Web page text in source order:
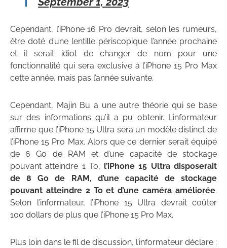
Cependant, l’iPhone 16 Pro devrait, selon les rumeurs,
être doté d’une lentille périscopique l’année prochaine
et il serait idiot de changer de nom pour une
fonctionnalité qui sera exclusive à l’iPhone 15 Pro Max
cette année, mais pas l’année suivante.
Cependant, Majin Bu a une autre théorie qui se base
sur des informations qu’il a pu obtenir. L’informateur
affirme que l’iPhone 15 Ultra sera un modèle distinct de
l’iPhone 15 Pro Max. Alors que ce dernier serait équipé
de 6 Go de RAM et d’une capacité de stockage
pouvant atteindre 1 To, l’iPhone 15 Ultra disposerait
de 8 Go de RAM, d’une capacité de stockage
pouvant atteindre 2 To et d’une caméra améliorée.
Selon l’informateur, l’iPhone 15 Ultra devrait coûter
100 dollars de plus que l’iPhone 15 Pro Max.
Plus loin dans le fil de discussion, l’informateur déclare :